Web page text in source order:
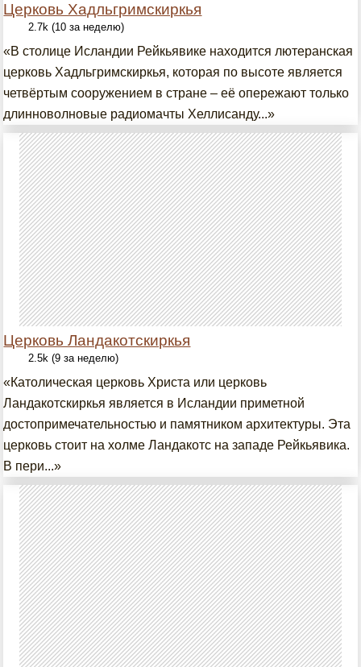
Церковь Хадльгримскиркья
2.7k (10 за неделю)
«В столице Исландии Рейкьявике находится лютеранская
церковь Хадльгримскиркья, которая по высоте является
четвёртым сооружением в стране – её опережают только
длинноволновые радиомачты Хеллисанду...»
Церковь Ландакотскиркья
2.5k (9 за неделю)
«Католическая церковь Христа или церковь
Ландакотскиркья является в Исландии приметной
достопримечательностью и памятником архитектуры. Эта
церковь стоит на холме Ландакотс на западе Рейкьявика.
В пери...»